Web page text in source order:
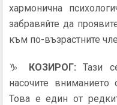
хармонична
забравяйте да
към по-възрастните
♑ КОЗИРОГ: Тази
насочите вниманието
Това е един от